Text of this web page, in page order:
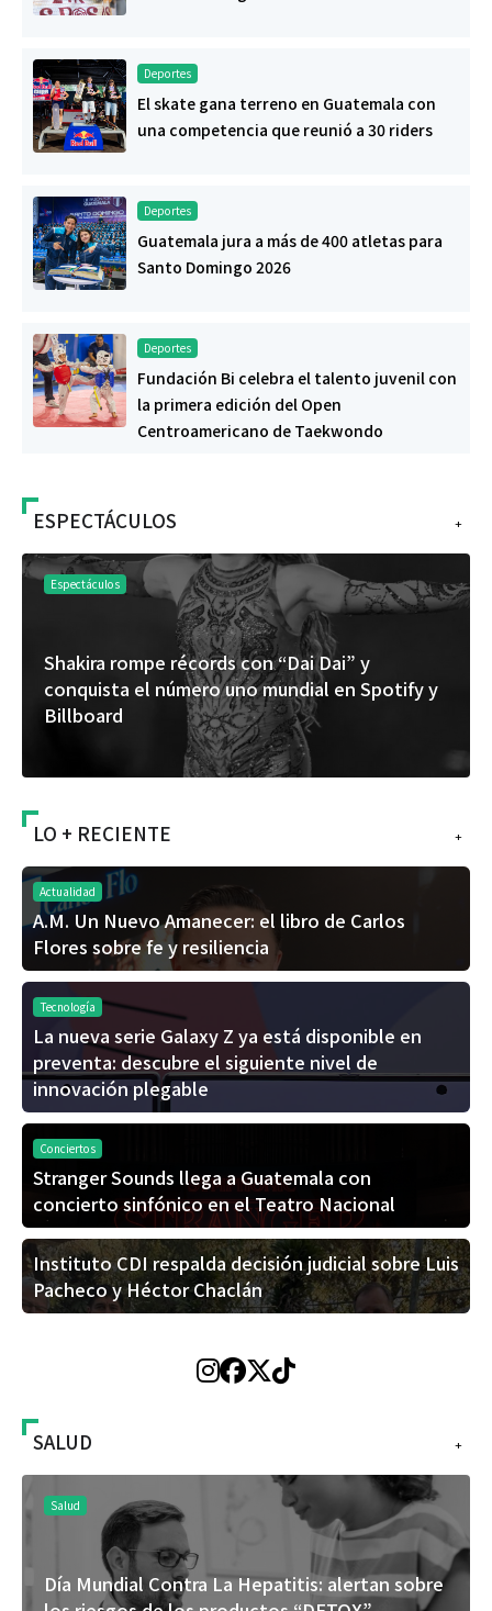
Deportes
El skate gana terreno en Guatemala con
una competencia que reunió a 30 riders
Deportes
Guatemala jura a más de 400 atletas para
Santo Domingo 2026
Deportes
Fundación Bi celebra el talento juvenil con
la primera edición del Open
Centroamericano de Taekwondo
+
ESPECTÁCULOS
Espectáculos
Shakira rompe récords con “Dai Dai” y
conquista el número uno mundial en Spotify y
Billboard
+
LO + RECIENTE
Actualidad
A.M. Un Nuevo Amanecer: el libro de Carlos
Flores sobre fe y resiliencia
Tecnología
La nueva serie Galaxy Z ya está disponible en
preventa: descubre el siguiente nivel de
innovación plegable
Conciertos
Stranger Sounds llega a Guatemala con
concierto sinfónico en el Teatro Nacional
Instituto CDI respalda decisión judicial sobre Luis
Pacheco y Héctor Chaclán
+
SALUD
Salud
Día Mundial Contra La Hepatitis: alertan sobre